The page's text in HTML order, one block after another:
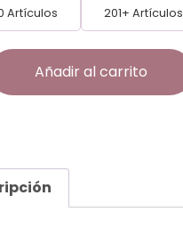
Artículos 201+ Artículos
Añadir al carrito